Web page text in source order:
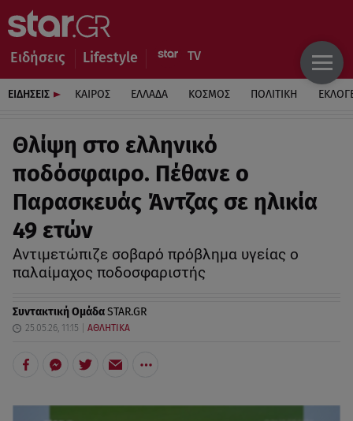
Ειδήσεις Lifestyle
ΕΙΔΗΣΕΙΣ ΚΑΙΡΟΣ ΕΛΛΑΔΑ ΚΟΣΜΟΣ ΠΟΛΙΤΙΚΗ
Θλίψη στο ελληνικό
ποδόσφαιρο. Πέθανε ο
Παρασκευάς Άντζας σε ηλικία
49 ετών
Αντιμετώπιζε σοβαρό πρόβλημα υγείας ο
παλαίμαχος ποδοσφαριστής
Συντακτική ΟμάδαSTAR.GR
25.05.26, 11:15 ΑΘΛΗΤΙΚΑ